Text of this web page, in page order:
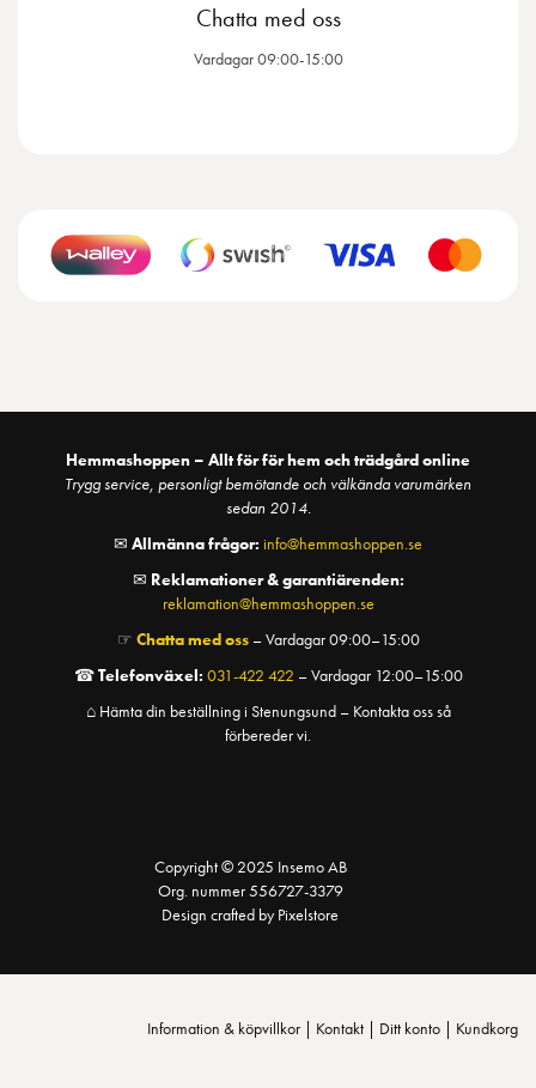
Chatta med oss
Vardagar 09:00-15:00
Hemmashoppen – Allt för för hem och trädgård online
Trygg service, personligt bemötande och välkända varumärken
sedan 2014.
✉ Allmänna frågor: info@hemmashoppen.se
✉ Reklamationer & garantiärenden:
reklamation@hemmashoppen.se
☞ Chatta med oss– Vardagar 09:00–15:00
☎Telefonväxel: 031-422 422 – Vardagar 12:00–15:00
⌂ Hämta din beställning i Stenungsund – Kontakta oss så
förbereder vi.
Copyright © 2025 Insemo AB
Org. nummer 556727-3379
Design crafted by Pixelstore
Information & köpvillkor | Kontakt | Ditt konto | Kundkorg